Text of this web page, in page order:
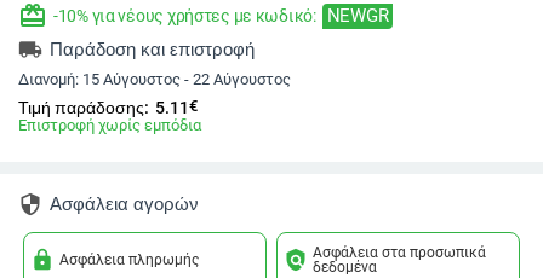
redeem -10% για νέους χρήστες με κωδικό: NEWGR
local_shipping Παράδοση και επιστροφή
Διανομή: 15 Αύγουστος - 22 Αύγουστος
Τιμή παράδοσης: 5.11€
Επιστροφή χωρίς εμπόδια
security Ασφάλεια αγορών
lock Ασφάλεια πληρωμής policy Ασφάλεια στα προσωπικά
δεδομένα